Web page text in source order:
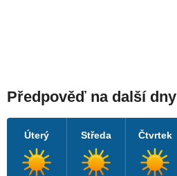
Předpověď na další dny
Úterý Středa Čtvrtek